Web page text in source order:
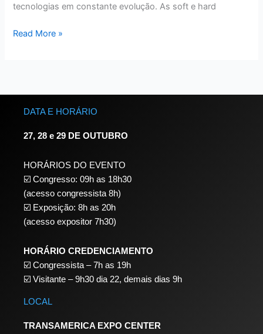
tecnologias em constante evolução. As soft e hard
Read More »
DATA E HORÁRIO
27, 28 e 29 DE OUTUBRO
HORÁRIOS DO EVENTO
☑️ Congresso: 09h as 18h30
(acesso congressista 8h)
☑️ Exposição: 8h as 20h
(acesso expositor 7h30)
HORÁRIO CREDENCIAMENTO
☑️ Congressista – 7h as 19h
☑️ Visitante – 9h30 dia 22, demais dias 9h
LOCAL
TRANSAMERICA EXPO CENTER